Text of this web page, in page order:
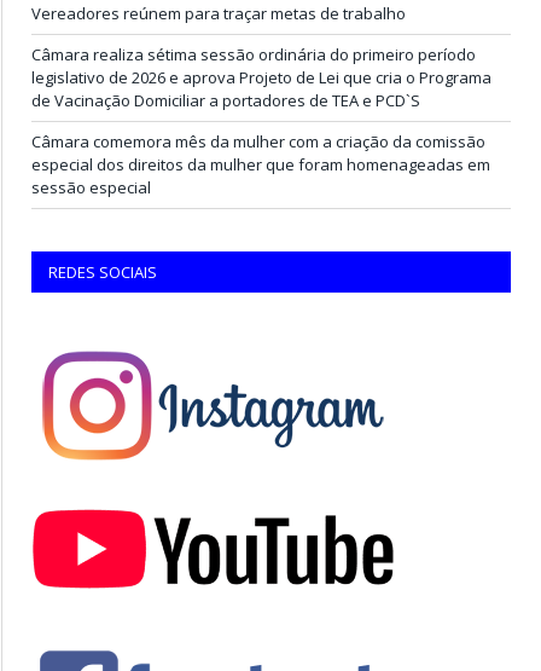
Vereadores reúnem para traçar metas de trabalho
Câmara realiza sétima sessão ordinária do primeiro período
legislativo de 2026 e aprova Projeto de Lei que cria o Programa
de Vacinação Domiciliar a portadores de TEA e PCD`S
Câmara comemora mês da mulher com a criação da comissão
especial dos direitos da mulher que foram homenageadas em
sessão especial
REDES SOCIAIS